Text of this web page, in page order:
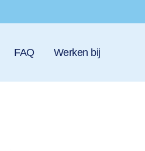
FAQ Werken bij